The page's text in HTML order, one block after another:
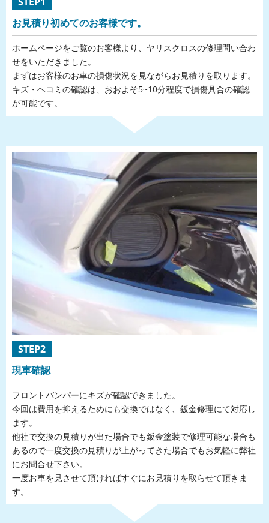
お見積り初めてのお客様です。
ホームページをご覧のお客様より、ヤリスクロスの修理問い合わ
せをいただきました。
まずはお客様のお車の損傷状況を見ながらお見積りを取ります。
キズ・ヘコミの確認は、おおよそ5~10分程度で損傷具合の確認
が可能です。
STEP2
現車確認
フロントバンパーにキズが確認できました。
今回は費用を抑えるためにも交換ではなく、鈑金修理にて対応し
ます。
他社で交換の見積りが出た場合でも鈑金塗装で修理可能な場合も
あるので一度交換の見積りが上がってきた場合でもお気軽に弊社
にお問合せ下さい。
一度お車を見させて頂ければすぐにお見積りを取らせて頂きま
す。